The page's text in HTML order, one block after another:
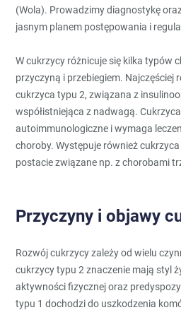
(Wola). Prowadzimy diagnostykę
jasnym planem postępowania i
W cukrzycy różnicuje się kilka typów
przyczyną i przebiegiem. Najczęściej
cukrzyca typu 2, związana z
współistniejąca z nadwagą.
autoimmunologiczne i wymaga
choroby. Występuje również
postacie związane np. z chorobami
Przyczyny i objawy
Rozwój cukrzycy zależy od wielu
cukrzycy typu 2 znaczenie mają styl
aktywności fizycznej oraz
typu 1 dochodzi do uszkodzenia